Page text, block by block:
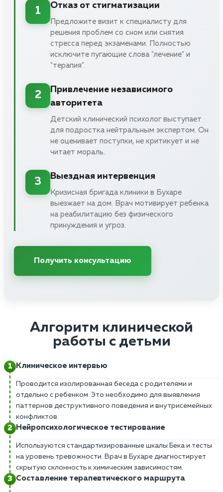
1
Отказ от стигматизации
Предложите визит к специалисту для
решения проблем со сном или снятия
стресса перед экзаменами. Полностью
исключите пугающие слова "лечение" и
"терапия".
2
Привлечение независимого
авторитета
Детский клинический психолог выступает
для подростка нейтральным экспертом. Он
не оценивает поступки, не критикует и не
читает мораль.
3
Выездная интервенция
Кризисная бригада клиники в Бухаре
выезжает на дом. Врач мотивирует ребенка
на реабилитацию без физического
принуждения и угроз.
Получить консультацию
Алгоритм клинической
работы с детьми
Клиническое интервью
Проводится изолированная беседа с родителями и
отдельно с ребенком. Это необходимо для выявления
паттернов деструктивного поведения и внутрисемейных
конфликтов.
Нейропсихологическое тестирование
Используются стандартизированные шкалы Бека и тесты
на уровень тревожности. Врач в Бухаре диагностирует
скрытую склонность к химическим зависимостям.
Составление терапевтического маршрута